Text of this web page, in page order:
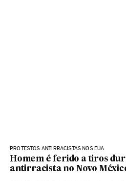
PROTESTOS ANTIRRACISTAS NOS EUA
Homem é ferido a tiros
antirracista no Novo